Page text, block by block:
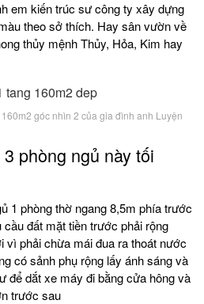
em kiến trúc sư công ty xây dựng
theo sở thích. Hay sân vườn về
thủy mệnh Thủy, Hỏa, Kim hay
góc nhìn 2 của gia đình anh Luyện
phòng ngủ này tối
1 phòng thờ ngang 8,5m phía trước
đất mặt tiền trước phải rộng
vì phải chừa mái đua ra thoát nước
có sảnh phụ rộng lấy ánh sáng và
để dắt xe máy đi bằng cửa hông và
trước sau